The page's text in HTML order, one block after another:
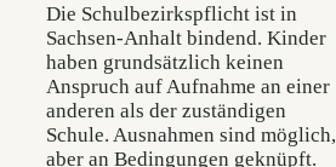
Die Schulbezirkspflicht ist in
Sachsen-Anhalt bindend. Kinder
haben grundsätzlich keinen
Anspruch auf Aufnahme an einer
anderen als der zuständigen
Schule. Ausnahmen sind möglich,
aber an Bedingungen geknüpft.